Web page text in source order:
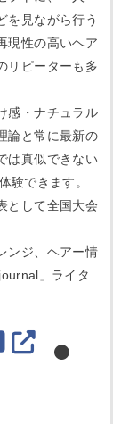
を見ながら行う
現性の高いヘア
リピーターも多
感・ナチュラル
論と常に最新の
は真似できない
験できます。
として全国大会
ンジ、ヘアー情
」ライタ